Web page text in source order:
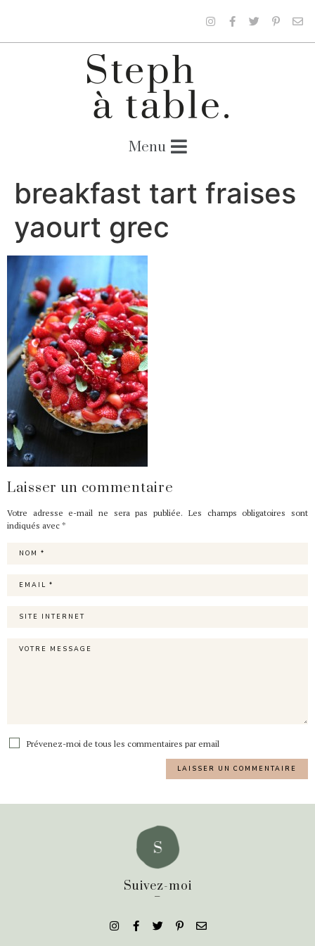
breakfast tart fraises
yaourt grec
Laisser un commentaire
Votre adresse e-mail ne sera pas publiée. Les champs obligatoires sont
indiqués avec *
Prévenez-moi de tous les commentaires par email
Suivez-moi
_